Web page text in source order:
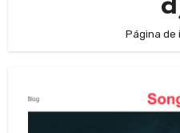
Página de